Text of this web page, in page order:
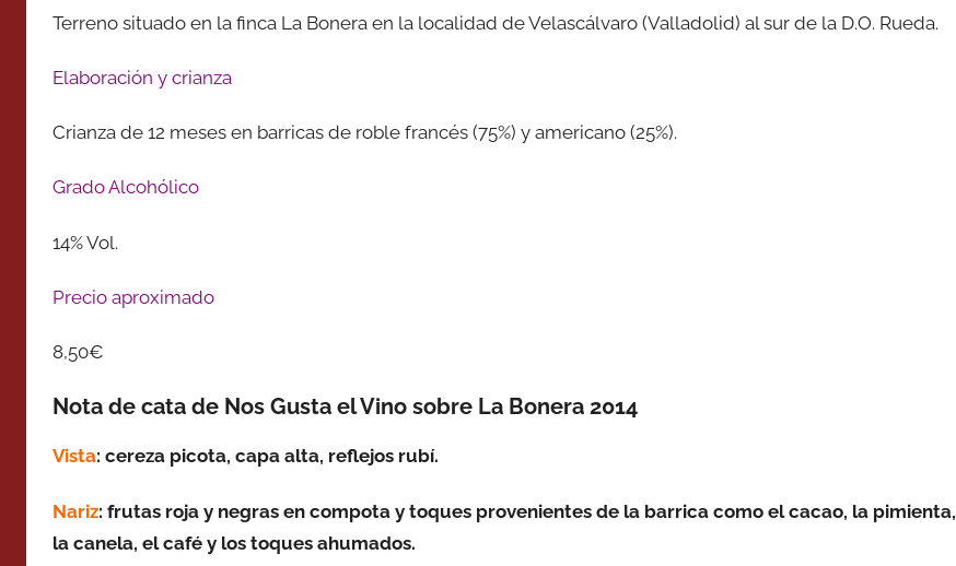
Terreno situado en la finca La Bonera en la localidad de Velascálvaro (Valladolid) al sur de la D.O. Rueda.
Elaboración y crianza
Crianza de 12 meses en barricas de roble francés (75%) y americano (25%).
Grado Alcohólico
14% Vol.
Precio aproximado
8,50€
Nota de cata de Nos Gusta el Vino sobre La Bonera 2014
Vista: cereza picota, capa alta, reflejos rubí.
Nariz: frutas roja y negras en compota y toques provenientes de la barrica como el cacao, la pimienta,
la canela, el café y los toques ahumados.